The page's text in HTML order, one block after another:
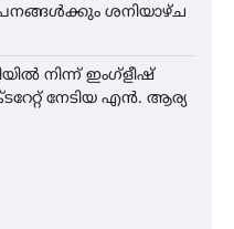
ശനിയാഴ്ച
നിന്ന് ഇംഗ്ളീഷ്
നേടിയ എൻ. ആര്യ